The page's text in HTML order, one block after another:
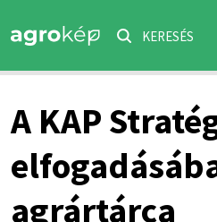
KERESÉS
A KAP
agrártárca